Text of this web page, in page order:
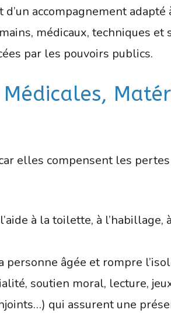
accompagnement adapté
médicaux, techniques et
par les pouvoirs publics.
elles compensent les
à la toilette, à l’habillage,
personne âgée et rompre
soutien moral, lecture,
qui assurent une